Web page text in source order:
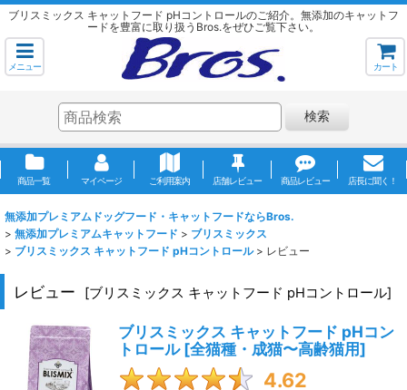
ブリスミックス キャットフード pHコントロールのご紹介。無添加のキャットフ
ードを豊富に取り扱うBros.をぜひご覧下さい。
メニュー カート
検索
商品一覧 マイページ ご利用案内 店舗レビュー 商品レビュー 店長に聞く！
無添加プレミアムドッグフード・キャットフードならBros.
> 無添加プレミアムキャットフード > ブリスミックス
> ブリスミックス キャットフード pHコントロール > レビュー
レビュー [ブリスミックス キャットフード pHコントロール]
ブリスミックス キャットフード pHコン
トロール [全猫種・成猫〜高齢猫用]
4.62